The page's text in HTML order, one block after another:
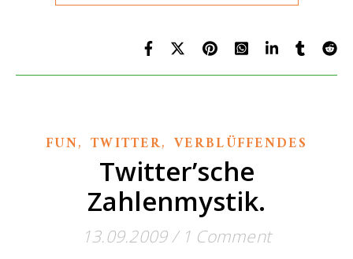
FUN, TWITTER,VERBLÜFFENDES
Twitter’sche
Zahlenmystik.
13.09.2009/ 1 Comment